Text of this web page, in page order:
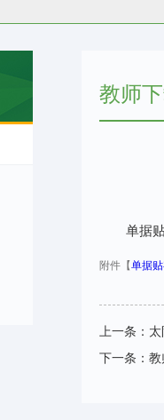
教师
单据
附件【单据
上一条： 太
下一条： 教